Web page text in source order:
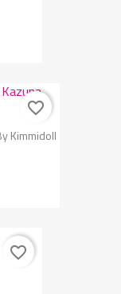
Kimmidoll
favorite_border
favorite_border